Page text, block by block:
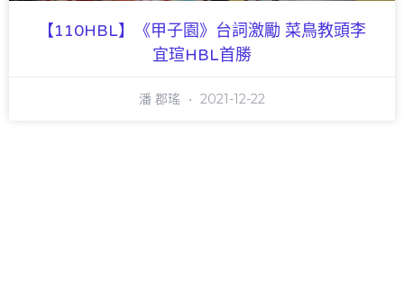
【110HBL】《甲子園》台詞激勵 菜鳥教頭李
宜瑄HBL首勝
潘 郡瑤 2021-12-22